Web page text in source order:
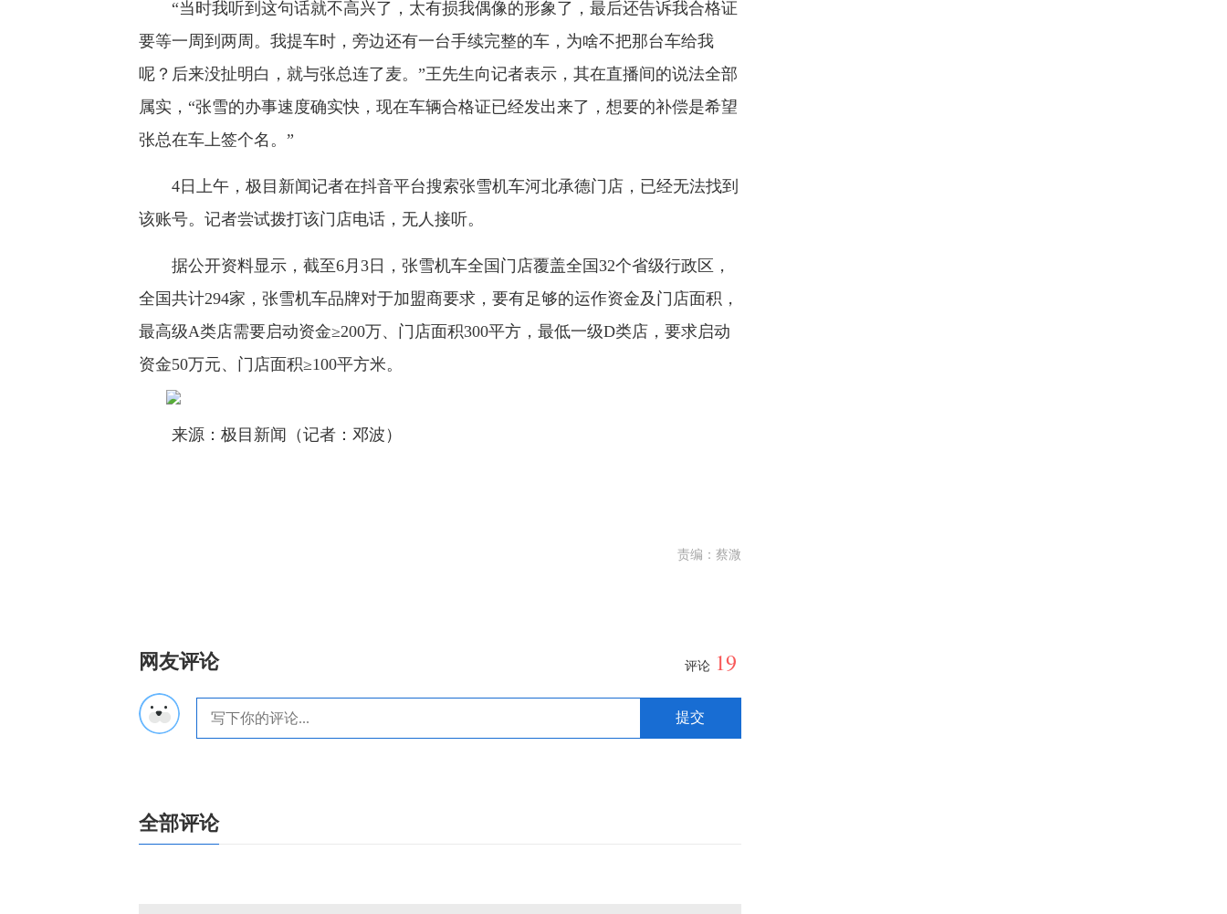
“当时我听到这句话就不高兴了，太有损我偶像的形象了，最后还告诉我合格证
要等一周到两周。我提车时，旁边还有一台手续完整的车，为啥不把那台车给我
呢？后来没扯明白，就与张总连了麦。”王先生向记者表示，其在直播间的说法全部
属实，“张雪的办事速度确实快，现在车辆合格证已经发出来了，想要的补偿是希望
张总在车上签个名。”
4日上午，极目新闻记者在抖音平台搜索张雪机车河北承德门店，已经无法找到
该账号。记者尝试拨打该门店电话，无人接听。
据公开资料显示，截至6月3日，张雪机车全国门店覆盖全国32个省级行政区，
全国共计294家，张雪机车品牌对于加盟商要求，要有足够的运作资金及门店面积，
最高级A类店需要启动资金≥200万、门店面积300平方，最低一级D类店，要求启动
资金50万元、门店面积≥100平方米。
来源：极目新闻（记者：邓波）
责编：蔡溦
网友评论 评论 19
全部评论